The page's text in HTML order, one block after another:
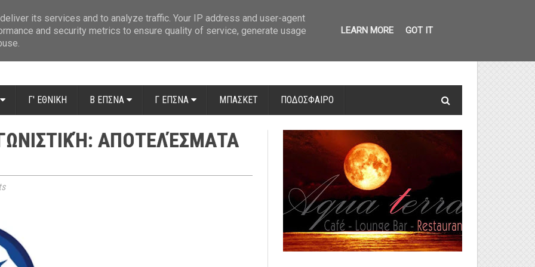
Γ' ΕΘΝΙΚΗ Β ΕΠΣΝΑ Γ ΕΠΣΝΑ ΜΠΑΣΚΕΤ ΠΟΔΟΣΦΑΙΡΟ
ΑΠΟΤΕΛΈΣΜΑΤΑ
its services and to analyze traffic. Your IP address and user-agent
and security metrics to ensure quality of service, generate usage
LEARN MORE GOT IT